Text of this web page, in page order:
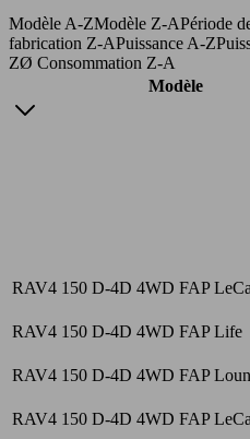
Modèle A-ZModèle Z-APériode
fabrication Z-APuissance A-Z
ZØ Consommation Z-A
Modèle
RAV4 150 D-4D 4WD FAP
RAV4 150 D-4D 4WD FAP Life
RAV4 150 D-4D 4WD FAP
RAV4 150 D-4D 4WD FAP